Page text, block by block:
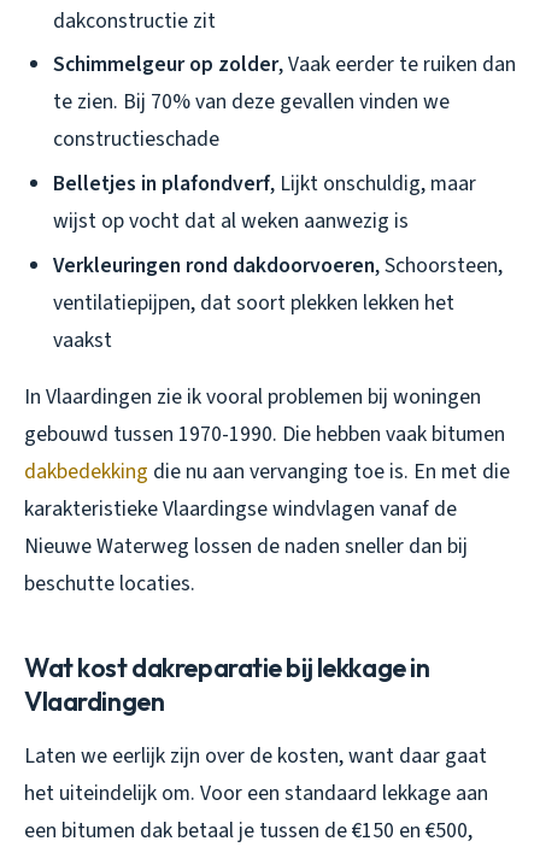
dakconstructie zit
Schimmelgeur op zolder, Vaak eerder te ruiken dan
te zien. Bij 70% van deze gevallen vinden we
constructieschade
Belletjes in plafondverf, Lijkt onschuldig, maar
wijst op vocht dat al weken aanwezig is
Verkleuringen rond dakdoorvoeren, Schoorsteen,
ventilatiepijpen, dat soort plekken lekken het
vaakst
In Vlaardingen zie ik vooral problemen bij woningen
gebouwd tussen 1970-1990. Die hebben vaak bitumen
dakbedekking die nu aan vervanging toe is. En met die
karakteristieke Vlaardingse windvlagen vanaf de
Nieuwe Waterweg lossen de naden sneller dan bij
beschutte locaties.
Wat kost dakreparatie bij lekkage in
Vlaardingen
Laten we eerlijk zijn over de kosten, want daar gaat
het uiteindelijk om. Voor een standaard lekkage aan
een bitumen dak betaal je tussen de €150 en €500,